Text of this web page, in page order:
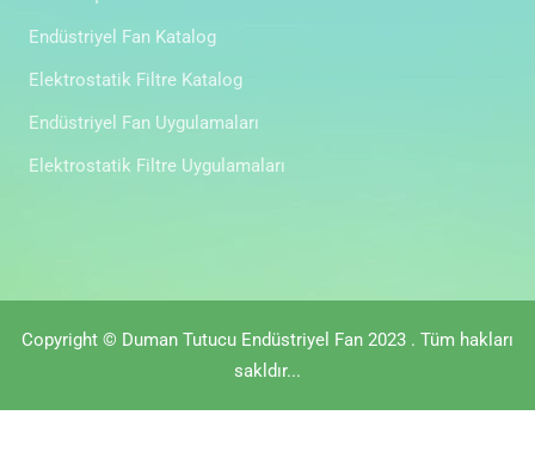
Endüstriyel Fan Katalog
Elektrostatik Filtre Katalog
Endüstriyel Fan Uygulamaları
Elektrostatik Filtre Uygulamaları
Copyright © Duman Tutucu Endüstriyel Fan 2023 . Tüm hakları
sakldır...